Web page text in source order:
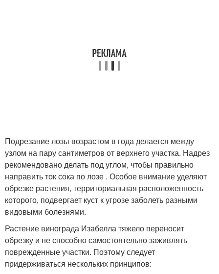
Подрезание лозы возрастом в года делается между
узлом на пару сантиметров от верхнего участка. Надрез
рекомендовано делать под углом, чтобы правильно
направить ток сока по лозе . Особое внимание уделяют
обрезке растения, территориальная расположенность
которого, подвергает куст к угрозе заболеть разными
видовыми болезнями.
Растение винограда Изабелла тяжело переносит
обрезку и не способно самостоятельно заживлять
поврежденные участки. Поэтому следует
придерживаться нескольких принципов: